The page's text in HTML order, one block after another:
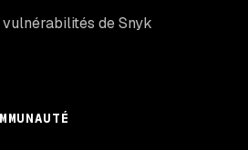
vulnérabilités de Snyk